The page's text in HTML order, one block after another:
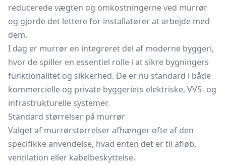
reducerede vægten og omkostningerne ved murrør
og gjorde det lettere for installatører at arbejde med
dem.
I dag er murrør en integreret del af moderne byggeri,
hvor de spiller en essentiel rolle i at sikre bygningers
funktionalitet og sikkerhed. De er nu standard i både
kommercielle og private byggeriets elektriske, VVS- og
infrastrukturelle systemer.
Standard størrelser på murrør
Valget af murrørstørrelser afhænger ofte af den
specifikke anvendelse, hvad enten det er til afløb,
ventilation eller kabelbeskyttelse.